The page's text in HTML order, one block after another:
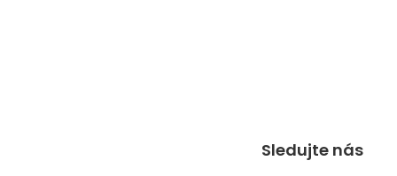
Sledujte nás